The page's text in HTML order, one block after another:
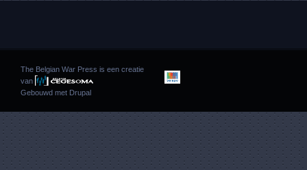
The Belgian War Press is een creatie
van
Gebouwd met Drupal